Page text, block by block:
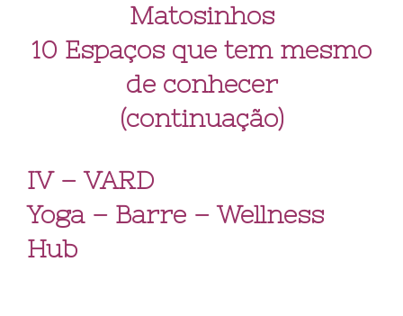
Matosinhos
10 Espaços que tem mesmo
de conhecer
(continuação)
IV – VARD
Yoga – Barre – Wellness
Hub